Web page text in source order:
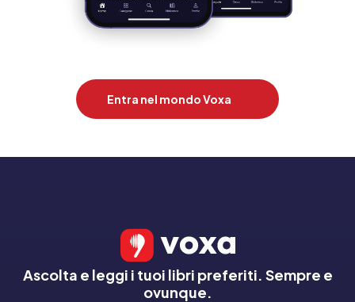
Entra nel mondo Voxa
Ascolta e leggi i tuoi libri preferiti. Sempre e
ovunque.